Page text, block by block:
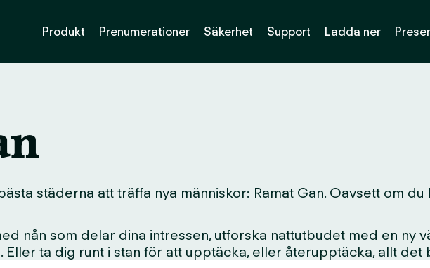
Produkt Prenumerationer Säkerhet Support Ladda ner
städerna att träffa nya människor: Ramat Gan. Oavsett om
nån som delar dina intressen, utforska nattutbudet med en ny
ta dig runt i stan för att upptäcka, eller återupptäcka, allt det